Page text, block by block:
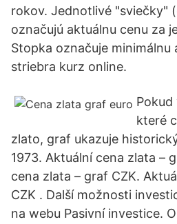
rokov. Jednotlivé "sviečky"
označujú aktuálnu cenu za
Stopka označuje minimálnu
striebra kurz online.
které
zlato, graf ukazuje
1973. Aktuální cena zlata –
cena zlata – graf CZK.
CZK . Další možnosti
na webu Pasivní investice.